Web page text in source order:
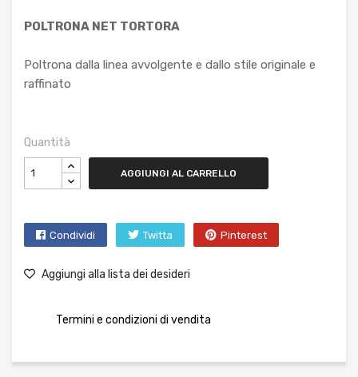
POLTRONA NET TORTORA
Poltrona dalla linea avvolgente e dallo stile originale e
raffinato
Quantità
AGGIUNGI AL CARRELLO
Condividi Twitta Pinterest
Aggiungi alla lista dei desideri
Termini e condizioni di vendita